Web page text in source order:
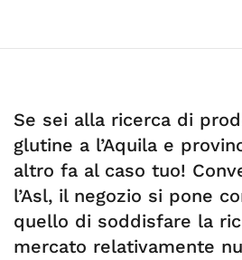
Se sei alla ricerca di
glutine a l’Aquila e
altro fa al caso tuo!
l’Asl, il negozio si pone
quello di soddisfare la
mercato relativamente